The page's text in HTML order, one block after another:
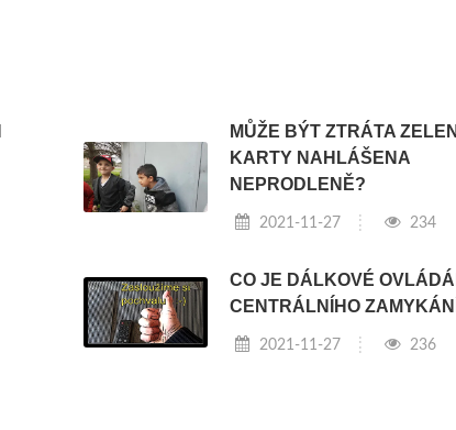
MŮŽE BÝT ZTRÁTA
KARTY NAHLÁŠENA
NEPRODLENĚ?
2021-11-27 234
CO JE DÁLKOVÉ
CENTRÁLNÍHO
2021-11-27 236